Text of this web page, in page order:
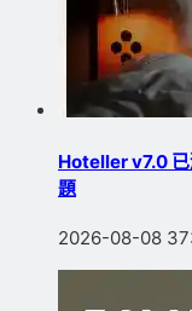
Hoteller v7.0
題
2026-08-08